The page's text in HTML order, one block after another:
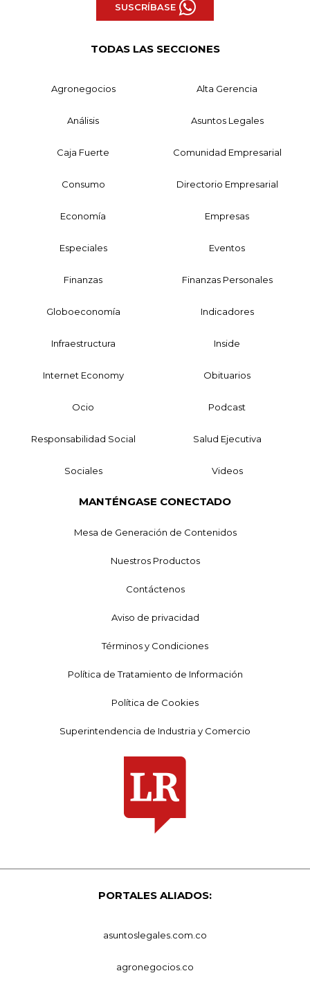
SUSCRÍBASE
TODAS LAS SECCIONES
Agronegocios Alta Gerencia
Análisis Asuntos Legales
Caja Fuerte Comunidad Empresarial
Consumo Directorio Empresarial
Economía Empresas
Especiales Eventos
Finanzas Finanzas Personales
Globoeconomía Indicadores
Infraestructura Inside
Internet Economy Obituarios
Ocio Podcast
Responsabilidad Social Salud Ejecutiva
Sociales Videos
MANTÉNGASE CONECTADO
Mesa de Generación de Contenidos
Nuestros Productos
Contáctenos
Aviso de privacidad
Términos y Condiciones
Política de Tratamiento de Información
Política de Cookies
Superintendencia de Industria y Comercio
PORTALES ALIADOS:
asuntoslegales.com.co
agronegocios.co